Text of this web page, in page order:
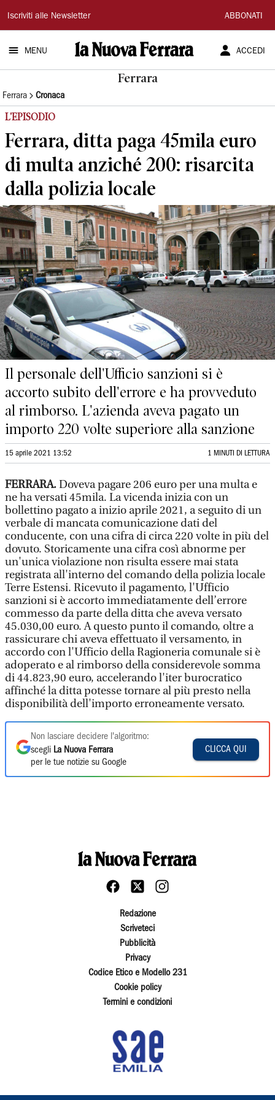
La
Nuova
Ferrara
Iscriviti alle Newsletter ABBONATI
MENU ACCEDI
Ferrara
Ferrara Cronaca
L'EPISODIO
Ferrara, ditta paga 45mila euro
di multa anziché 200: risarcita
dalla polizia locale
Il personale dell'Ufficio sanzioni si è
accorto subito dell'errore e ha provveduto
al rimborso. L'azienda aveva pagato un
importo 220 volte superiore alla sanzione
15 aprile 2021 13:52 1 MINUTI DI LETTURA
FERRARA.Doveva pagare 206 euro per una multa e
ne ha versati 45mila. La vicenda inizia con un
bollettino pagato a inizio aprile 2021, a seguito di un
verbale di mancata comunicazione dati del
conducente, con una cifra di circa 220 volte in più del
dovuto. Storicamente una cifra così abnorme per
un'unica violazione non risulta essere mai stata
registrata all'interno del comando della polizia locale
Terre Estensi. Ricevuto il pagamento, l'Ufficio
sanzioni si è accorto immediatamente dell’errore
commesso da parte della ditta che aveva versato
45.030,00 euro. A questo punto il comando, oltre a
rassicurare chi aveva effettuato il versamento, in
accordo con l'Ufficio della Ragioneria comunale si è
adoperato e al rimborso della considerevole somma
di 44.823,90 euro, accelerando l'iter burocratico
affinché la ditta potesse tornare al più presto nella
disponibilità dell'importo erroneamente versato.
Non lasciare decidere l'algoritmo:
scegli La Nuova Ferrara
per le tue notizie su Google
CLICCA QUI
Redazione
Scriveteci
Pubblicità
Privacy
Codice Etico e Modello 231
Cookie policy
Termini e condizioni